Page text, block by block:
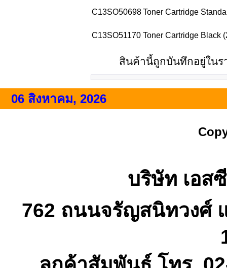
C13SO50698Toner Cartridge
C13SO51170 Toner Cartridge Black
สินค้านี้ถูกบันทึกอยู่ในร
06 สิงหาคม, 2026
บริษัท เอส
762 ถนนจรัญสนิทวงศ์